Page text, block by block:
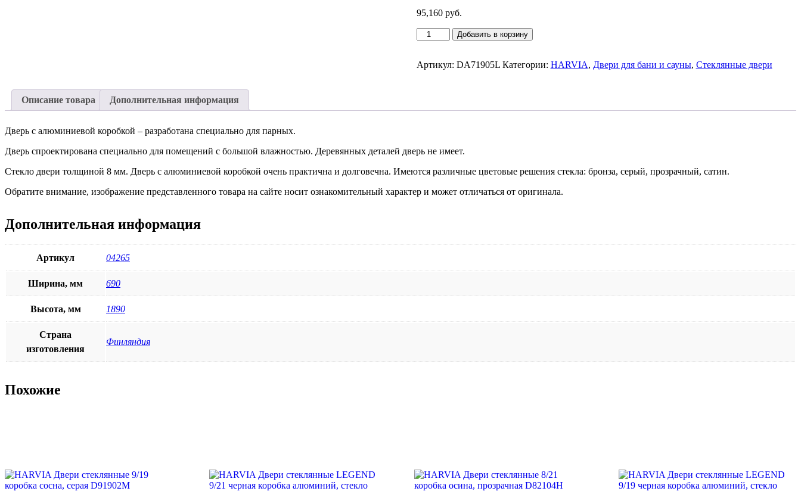
95,160руб.
Количество
товара
Двери
сатин,
DA71905L
Добавить в корзину
Артикул: DA71905L Категории: HARVIA, Двери для бани и сауны, Стеклянные двери
Описание товара Дополнительная информация
Дверь с алюминиевой коробкой – разработана специально для парных.
Дверь спроектирована специально для помещений с большой влажностью. Деревянных деталей дверь не имеет.
Стекло двери толщиной 8 мм. Дверь с алюминиевой коробкой очень практична и долговечна. Имеются различные цветовые решения стекла: бронза, серый, прозрачный, сатин.
Обратите внимание, изображение представленного товара на сайте носит ознакомительный характер и может отличаться от оригинала.
Дополнительная информация
Артикул 04265
Ширина, мм 690
Высота, мм 1890
Страна
изготовления
Финляндия
Похожие